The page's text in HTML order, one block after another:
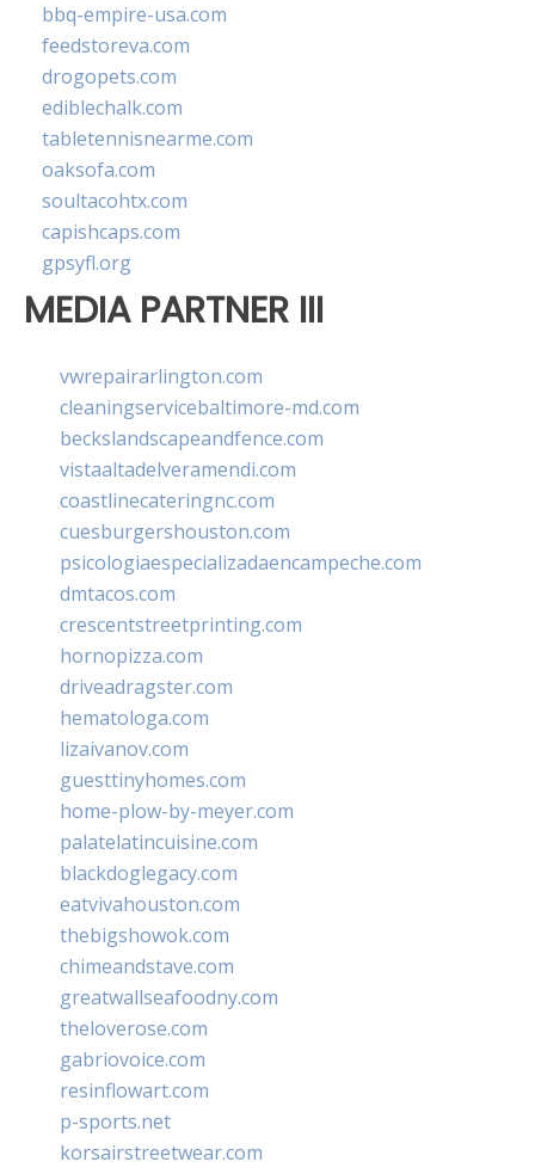
bbq-empire-usa.com
feedstoreva.com
drogopets.com
ediblechalk.com
tabletennisnearme.com
oaksofa.com
soultacohtx.com
capishcaps.com
gpsyfl.org
MEDIA PARTNER III
vwrepairarlington.com
cleaningservicebaltimore-md.com
beckslandscapeandfence.com
vistaaltadelveramendi.com
coastlinecateringnc.com
cuesburgershouston.com
psicologiaespecializadaencampeche.com
dmtacos.com
crescentstreetprinting.com
hornopizza.com
driveadragster.com
hematologa.com
lizaivanov.com
guesttinyhomes.com
home-plow-by-meyer.com
palatelatincuisine.com
blackdoglegacy.com
eatvivahouston.com
thebigshowok.com
chimeandstave.com
greatwallseafoodny.com
theloverose.com
gabriovoice.com
resinflowart.com
p-sports.net
korsairstreetwear.com